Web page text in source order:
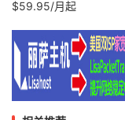
$59.95/月起